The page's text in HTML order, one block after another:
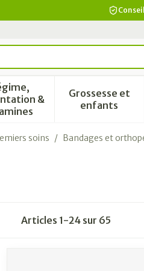
pour la catégorie Beauté,
&
Afficher le sous-menu pour
Grossesse et
enfantsAfficher
soins / Bandages et
Articles 1-24 sur 65